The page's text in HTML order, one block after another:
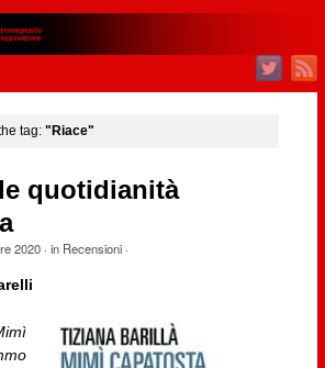
tag: "Riace"
quotidianità
2020· in Recensioni·